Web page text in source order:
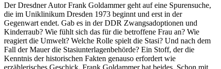
Der Dresdner Autor Frank Goldammer geht auf eine Spurensuche,
die im Uniklinikum Dresden 1973 beginnt und erst in der
Gegenwart endet. Gab es in der DDR Zwangsadoptionen und
Kinderraub? Wie fühlt sich das für die betroffene Frau an? Wie
reagiert die Umwelt? Welche Rolle spielt die Stasi? Und nach dem
Fall der Mauer die Stasiunterlagenbehörde? Ein Stoff, der die
Kenntnis der historischen Fakten genauso erfordert wie
erzählerisches Geschick. Frank Goldammer hat beides. Schon mit